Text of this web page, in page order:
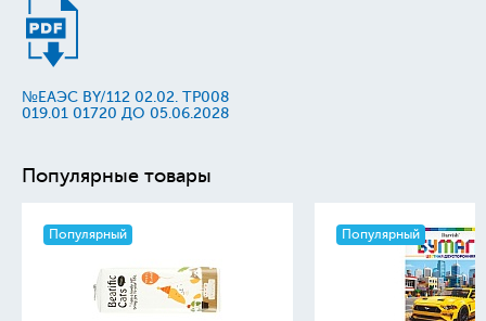
№ЕАЭС BY/112 02.02. TP008
019.01 01720 ДО 05.06.2028
Популярные товары
Популярный Популярный